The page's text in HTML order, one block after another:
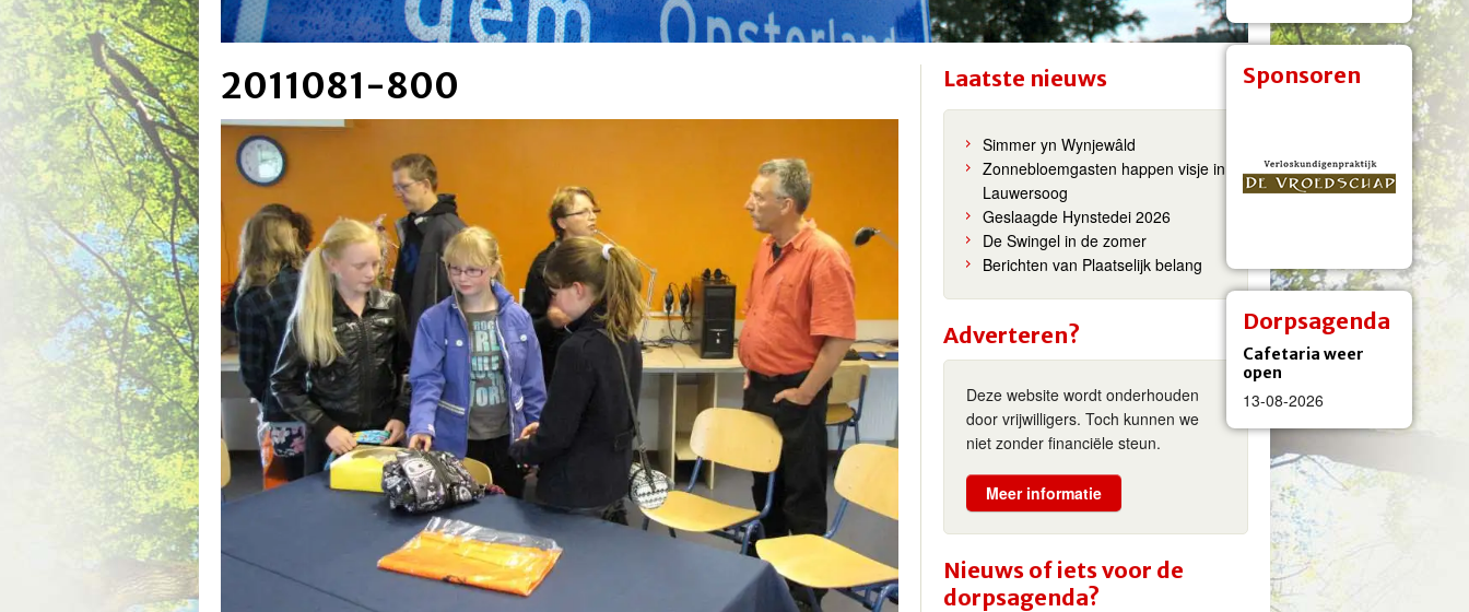
Sponsoren
Dorpsagenda
Cafetaria weer
open
13-08-2026
2011081-800 Laatste nieuws
Simmer yn Wynjewâld
Zonnebloemgasten happen visje in
Lauwersoog
Geslaagde Hynstedei 2026
De Swingel in de zomer
Berichten van Plaatselijk belang
Adverteren?
Deze website wordt onderhouden
door vrijwilligers. Toch kunnen we
niet zonder financiële steun.
Meer informatie
Nieuws of iets voor de
dorpsagenda?